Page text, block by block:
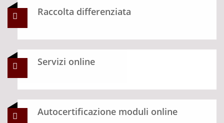
Raccolta differenziata
Servizi online
Autocertificazione moduli online